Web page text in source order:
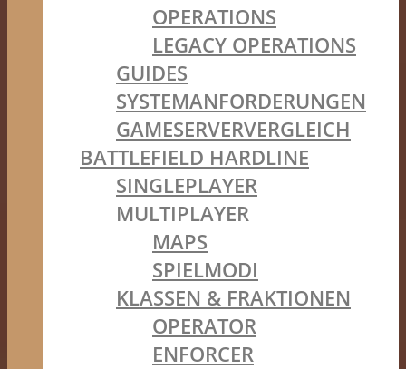
OPERATIONS
LEGACY OPERATIONS
GUIDES
SYSTEMANFORDERUNGEN
GAMESERVERVERGLEICH
BATTLEFIELD HARDLINE
SINGLEPLAYER
MULTIPLAYER
MAPS
SPIELMODI
KLASSEN & FRAKTIONEN
OPERATOR
ENFORCER